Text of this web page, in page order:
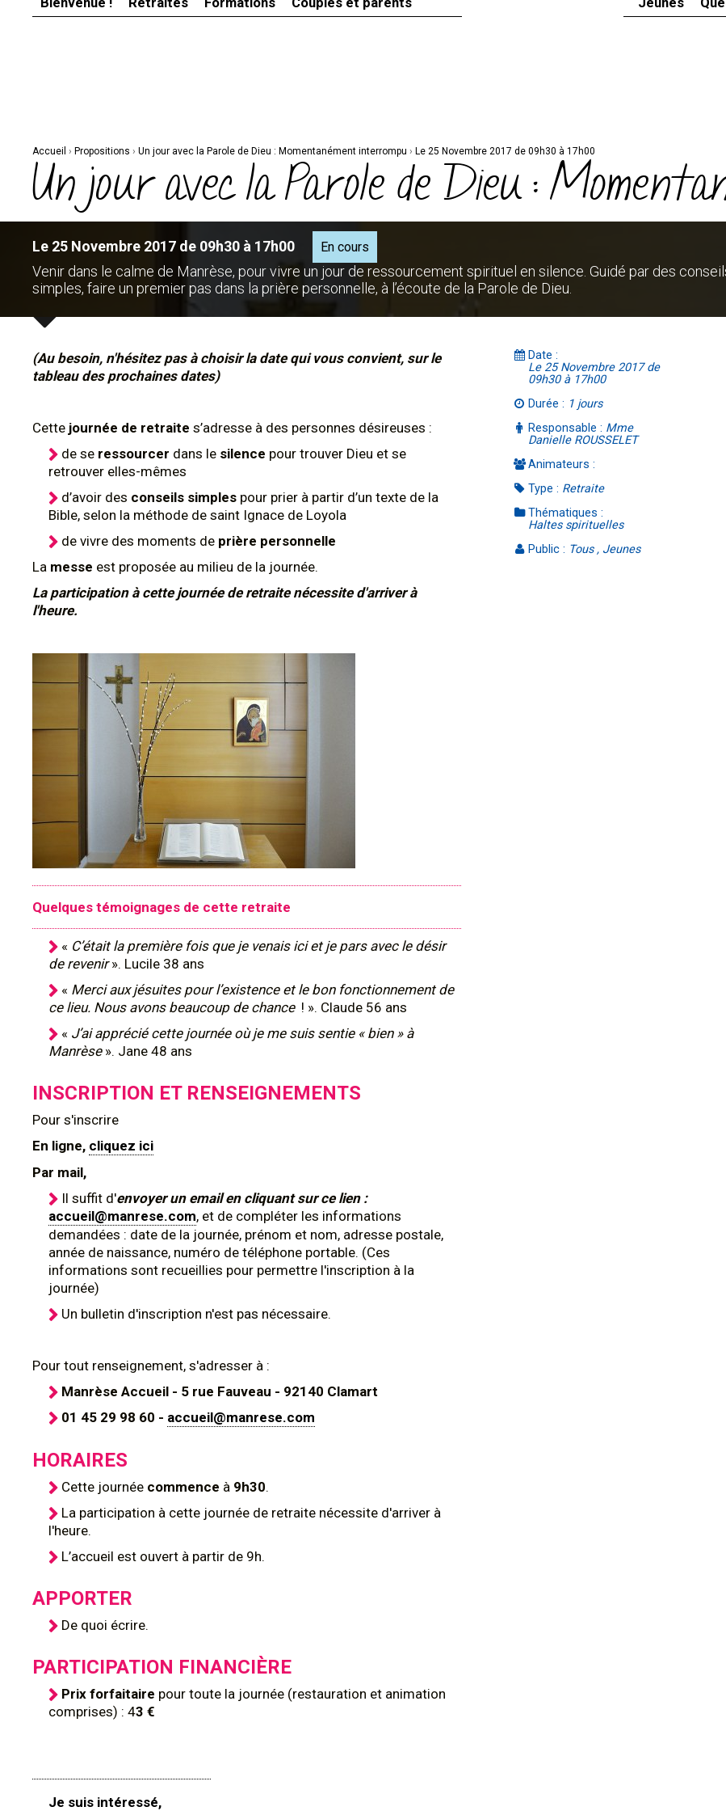
Accueil › Propositions › Un jour avec la Parole de Dieu : Momentanément interrompu › Le 25 Novembre 2017 de 09h30 à 17h00
Un jour avec la Parole de Dieu :
Le 25 Novembre 2017 de 09h30 à 17h00 En cours
Venir dans le calme de Manrèse, pour vivre un jour de ressourcement spirituel en silence. Guidé par des
simples, faire un premier pas dans la prière personnelle, à l’écoute de la Parole de Dieu.
(Au besoin, n'hésitez pas à choisir la date qui vous convient, sur le
tableau des prochaines dates)
Cette journée de retraite s’adresse à des personnes désireuses :
de se ressourcer dans le silence pour trouver Dieu et se
retrouver elles-mêmes
d’avoir des conseils simples pour prier à partir d’un texte de la
Bible, selon la méthode de saint Ignace de Loyola
de vivre des moments de prière personnelle
La messe est proposée au milieu de la journée.
La participation à cette journée de retraite nécessite d'arriver à
l'heure.
Quelques témoignages de cette retraite
« C’était la première fois que je venais ici et je pars avec le désir
de revenir». Lucile 38 ans
« Merci aux jésuites pour l’existence et le bon fonctionnement de
ce lieu. Nous avons beaucoup de chance ! ». Claude 56 ans
« J’ai apprécié cette journée où je me suis sentie « bien » à
Manrèse». Jane 48 ans
INSCRIPTION ET RENSEIGNEMENTS
Pour s'inscrire
En ligne, cliquez ici
Par mail,
Il suffit d'envoyer un email en cliquant sur ce lien :
accueil@manrese.com, et de compléter les informations
demandées : date de la journée, prénom et nom, adresse postale,
année de naissance, numéro de téléphone portable. (Ces
informations sont recueillies pour permettre l'inscription à la
journée)
Un bulletin d'inscription n'est pas nécessaire.
Pour tout renseignement, s'adresser à :
Manrèse Accueil - 5 rue Fauveau - 92140 Clamart
01 45 29 98 60 - accueil@manrese.com
HORAIRES
Cette journée commence à 9h30.
La participation à cette journée de retraite nécessite d'arriver à
l'heure.
L’accueil est ouvert à partir de 9h.
APPORTER
De quoi écrire.
PARTICIPATION FINANCIÈRE
Prix forfaitaire pour toute la journée (restauration et animation
comprises) : 43 €
Je suis intéressé,
Date :
Le 25 Novembre 2017 de
09h30 à 17h00
Durée : 1 jours
Responsable : Mme
Danielle ROUSSELET
Animateurs :
Type : Retraite
Thématiques :
Haltes spirituelles
Public : Tous , Jeunes